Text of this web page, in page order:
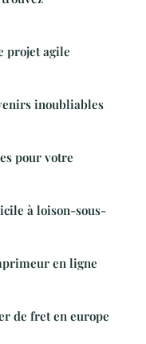
projet agile
inoubliables
pour votre
à loison-sous-
en ligne
de fret en europe